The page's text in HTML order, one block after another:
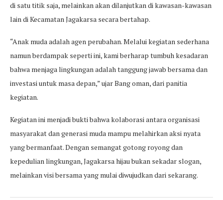
di satu titik saja, melainkan akan dilanjutkan di kawasan-kawasan
lain di Kecamatan Jagakarsa secara bertahap.
“Anak muda adalah agen perubahan. Melalui kegiatan sederhana
namun berdampak seperti ini, kami berharap tumbuh kesadaran
bahwa menjaga lingkungan adalah tanggung jawab bersama dan
investasi untuk masa depan,” ujar Bang oman, dari panitia
kegiatan.
Kegiatan ini menjadi bukti bahwa kolaborasi antara organisasi
masyarakat dan generasi muda mampu melahirkan aksi nyata
yang bermanfaat. Dengan semangat gotong royong dan
kepedulian lingkungan, Jagakarsa hijau bukan sekadar slogan,
melainkan visi bersama yang mulai diwujudkan dari sekarang.